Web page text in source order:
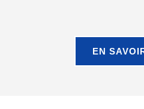
EN